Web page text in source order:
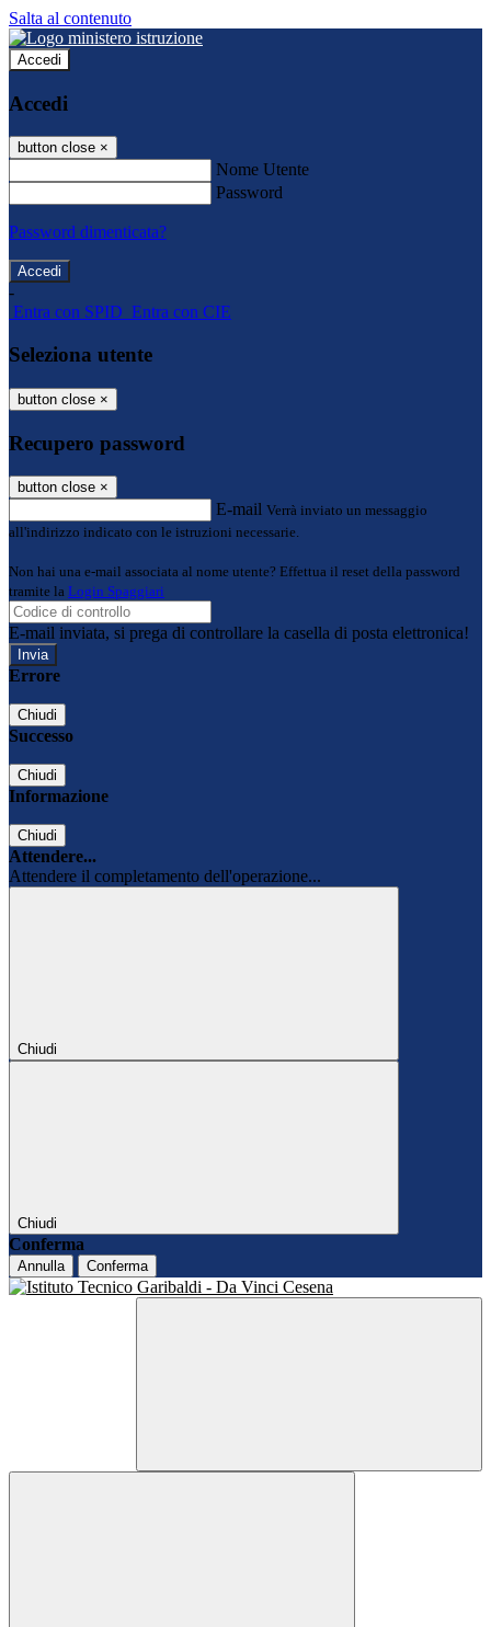
Salta al contenuto
Accedi
Accedi
button close ×
Nome Utente
Password
Password dimenticata?
-
Entra con SPID Entra con CIE
Seleziona utente
button close ×
Recupero password
button close ×
E-mail Verrà inviato un messaggio
all'indirizzo indicato con le istruzioni necessarie.
Non hai una e-mail associata al nome utente? Effettua il reset della password
tramite la Login Spaggiari
E-mail inviata, si prega di controllare la casella di posta elettronica!
Errore
Chiudi
Successo
Chiudi
Informazione
Chiudi
Attendere...
Attendere il completamento dell'operazione...
Chiudi
Chiudi
Conferma
Annulla Conferma